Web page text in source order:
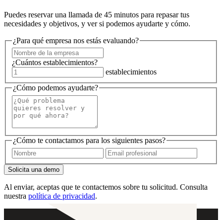
Puedes reservar una llamada de 45 minutos para repasar tus
necesidades y objetivos, y ver si podemos ayudarte y cómo.
¿Para qué empresa nos estás evaluando?
¿Cuántos establecimientos?
establecimientos
¿Cómo podemos ayudarte?
¿Cómo te contactamos para los siguientes pasos?
Solicita una demo
Al enviar, aceptas que te contactemos sobre tu solicitud. Consulta
nuestra política de privacidad.